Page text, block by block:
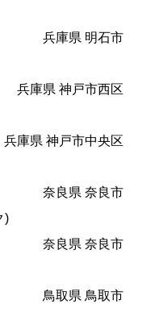
兵庫県 明石市
兵庫県 神戸市西区
兵庫県 神戸市中央区
奈良県 奈良市
)
奈良県 奈良市
鳥取県 鳥取市